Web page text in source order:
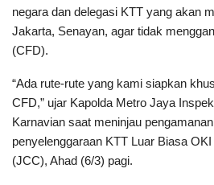
negara dan delegasi KTT yang akan
Jakarta, Senayan, agar tidak
(CFD).
“Ada rute-rute yang kami siapkan
CFD,” ujar Kapolda Metro Jaya
Karnavian saat meninjau
penyelenggaraan KTT Luar Biasa
(JCC), Ahad (6/3) pagi.